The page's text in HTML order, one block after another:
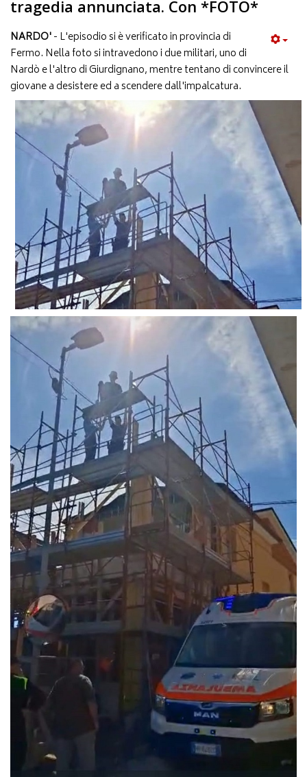
tragedia annunciata. Con *FOTO*
NARDO'- L'episodio si è verificato in provincia di
Fermo. Nella foto si intravedono i due militari, uno di
Nardò e l'altro di Giurdignano, mentre tentano di convincere il
giovane a desistere ed a scendere dall'impalcatura.